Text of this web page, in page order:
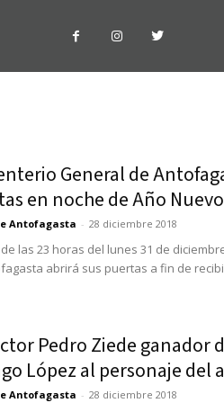
General de
en noche de Año Nuevo
Antofagasta - 28 diciembre 2018
las 23 horas del lunes 31 de
abrirá sus puertas a fin de
Pedro Ziede ganador
López al personaje del
Antofagasta - 28 diciembre 2018